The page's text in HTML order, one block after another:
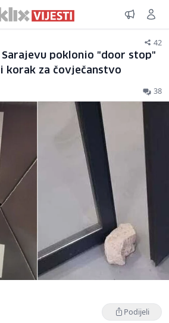
42
poklonio "door stop"
korak za čovječanstvo
38
Podijeli